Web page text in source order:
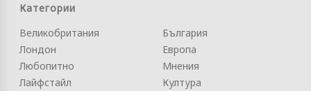
Категории
Великобритания
Лондон
Любопитно
Лайфстайл
България
Европа
Мнения
Култура